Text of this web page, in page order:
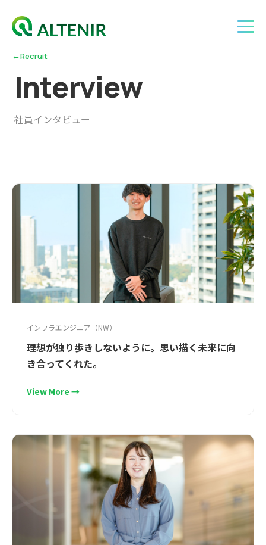
←Recruit
Interview
社員インタビュー
インフラエンジニア（NW）
理想が独り歩きしないように。思い描く未来に向
き合ってくれた。
View More →